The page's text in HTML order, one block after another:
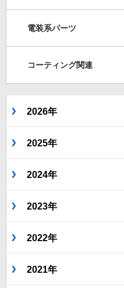
電装系パーツ
コーティング関連
2026年
2025年
2024年
2023年
2022年
2021年